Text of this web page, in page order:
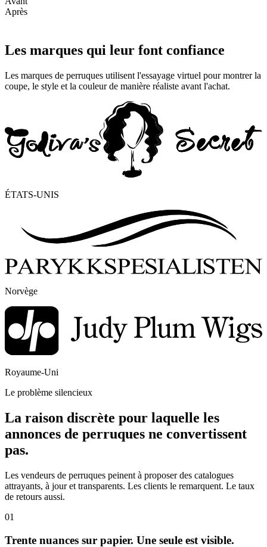
Après
Les marques qui leur font confiance
Les marques de perruques utilisent l'essayage virtuel pour montrer la
coupe, le style et la couleur de manière réaliste avant l'achat.
ÉTATS-UNIS
Norvège
Royaume-Uni
Le problème silencieux
La raison discrète pour laquelle les
annonces de perruques ne convertissent
pas.
Les vendeurs de perruques peinent à proposer des catalogues
attrayants, à jour et transparents. Les clients le remarquent. Le taux
de retours aussi.
01
Trente nuances sur papier. Une seule est visible.